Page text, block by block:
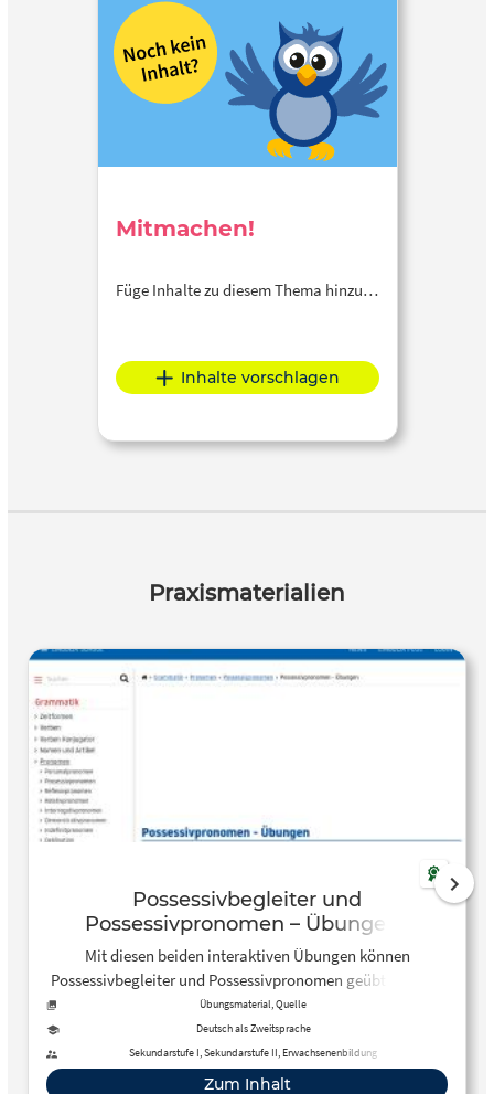
Mitmachen!
Füge Inhalte zu diesem Thema hinzu…
Inhalte vorschlagen
Praxismaterialien
Possessivbegleiter und
Possessivpronomen – Übungen |
Lingolia Deutsch
Mit diesen beiden interaktiven Übungen können
Possessivbegleiter und Possessivpronomen geübt werden.
Übungsmaterial, Quelle
Deutsch als Zweitsprache
Sekundarstufe I, Sekundarstufe II, Erwachsenenbildung
Zum Inhalt